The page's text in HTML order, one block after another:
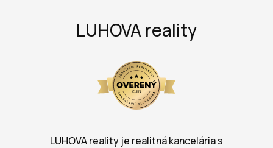
LUHOVA reality
LUHOVA reality je realitná kancelária s